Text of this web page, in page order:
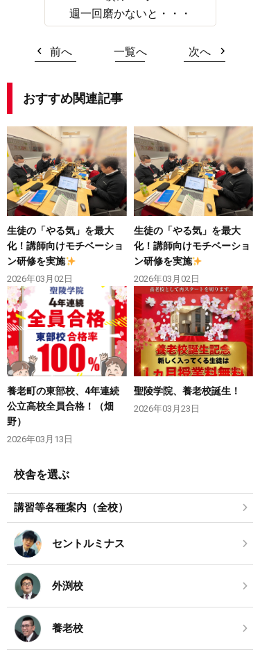
週一回磨かないと・・・
前へ 一覧へ 次へ
おすすめ関連記事
生徒の「やる気」を最大
化！講師向けモチベーショ
ン研修を実施
2026年03月02日
生徒の「やる気」を最大
化！講師向けモチベーショ
ン研修を実施
2026年03月02日
養老町の東部校、4年連続
公立高校全員合格！（畑
野）
2026年03月13日
聖陵学院、養老校誕生！
2026年03月23日
校舎を選ぶ
講習等各種案内（全校）
セントルミナス
外渕校
養老校